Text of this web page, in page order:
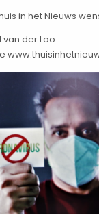
in het Nieuws
van der Loo